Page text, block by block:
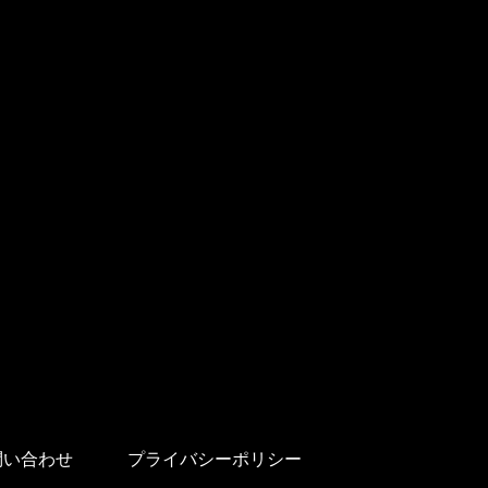
合わせ プライバシーポリシー